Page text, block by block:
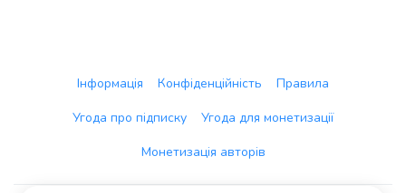
Інформація Конфіденційність
Правила
Угода про підписку
Угода для монетизації
Монетизація авторів